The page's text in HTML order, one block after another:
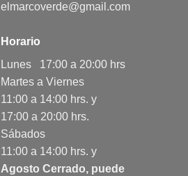
elmarcoverde@gmail.com
Horario
Lunes 17:00 a 20:00 hrs
Martes a Viernes
11:00 a 14:00 hrs. y
17:00 a 20:00 hrs.
Sábados
11:00 a 14:00 hrs. y
Agosto Cerrado, puede